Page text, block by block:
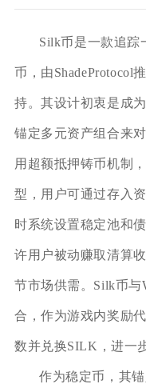
Silk币是一款追踪
币，由ShadeProtocol
持。其设计初衷是成
锚定多元资产组合来
用超额抵押铸币机制
型，用户可通过存入
时系统设置稳定池和
许用户被动赚取清算
节市场供需。Silk币与
合，作为游戏内奖励
数并兑换SILK，进一
作为稳定币，其